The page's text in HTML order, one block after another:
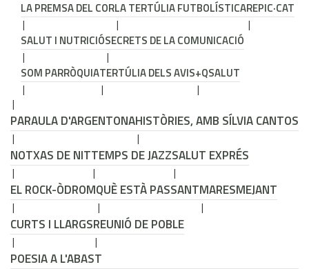
LA PREMSA DEL CORLA TERTÚLIA FUTBOLÍSTICAREPIC·CAT
SALUT I NUTRICIÓSECRETS DE LA COMUNICACIÓ
SOM PARRÒQUIATERTÚLIA DELS AVIS+QSALUT
PARAULA D'ARGENTONAHISTÒRIES, AMB SÍLVIA CANTOS
NOTXAS DE NITTEMPS DE JAZZSALUT EXPRÉS
EL ROCK-ÒDROMQUÈ ESTÀ PASSANTMARESMEJANT
CURTS I LLARGSREUNIÓ DE POBLE
POESIA A L'ABAST